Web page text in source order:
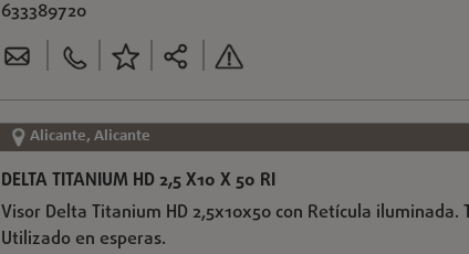
633389720
Alicante, Alicante
DELTA TITANIUM HD 2,5 X10 X 50 RI
Visor Delta Titanium HD 2,5x10x50 con Retícula iluminada.
Utilizado en esperas.